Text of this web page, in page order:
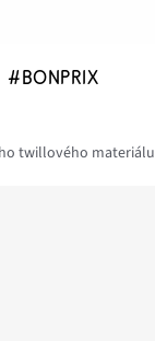
#BONPRIX
twillového materiálu